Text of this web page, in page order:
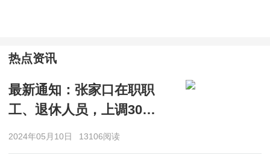
热点资讯
最新通知：张家口在职职
工、退休人员，上调300
元
2024年05月10日 13106阅读